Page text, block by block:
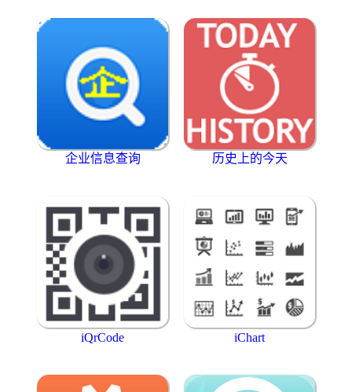
企业信息查询 历史上的今天
iQrCode iChart